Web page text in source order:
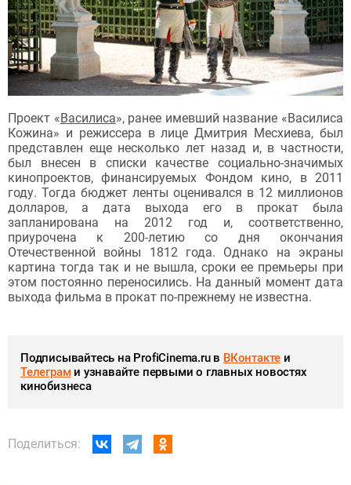
Проект «Василиса», ранее имевший название «Василиса
Кожина» и режиссера в лице Дмитрия Месхиева, был
представлен еще несколько лет назад и, в частности,
был внесен в списки качестве социально-значимых
кинопроектов, финансируемых Фондом кино, в 2011
году. Тогда бюджет ленты оценивался в 12 миллионов
долларов, а дата выхода его в прокат была
запланирована на 2012 год и, соответственно,
приурочена к 200-летию со дня окончания
Отечественной войны 1812 года. Однако на экраны
картина тогда так и не вышла, сроки ее премьеры при
этом постоянно переносились. На данный момент дата
выхода фильма в прокат по-прежнему не известна.
Подписывайтесь на ProfiCinema.ru в ВКонтакте и
Телеграми узнавайте первыми о главных новостях
кинобизнеса
Поделиться: